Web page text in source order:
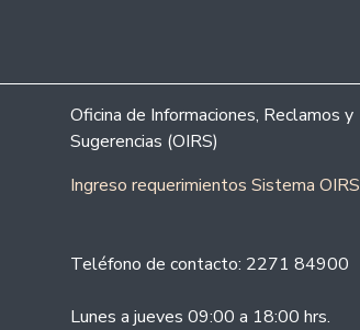
Oficina de Informaciones, Reclamos y
Sugerencias (OIRS)
Ingreso requerimientos Sistema OIRS
Teléfono de contacto: 2271 84900
Lunes a jueves 09:00 a 18:00 hrs.